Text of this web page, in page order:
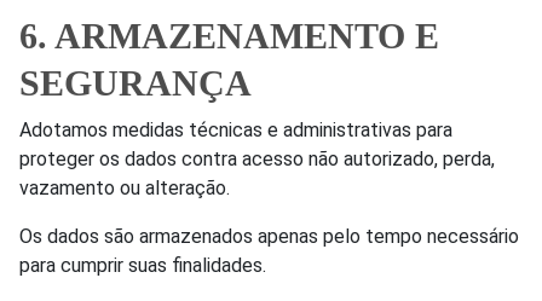
6. ARMAZENAMENTO E
SEGURANÇA
Adotamos medidas técnicas e administrativas para
proteger os dados contra acesso não autorizado, perda,
vazamento ou alteração.
Os dados são armazenados apenas pelo tempo necessário
para cumprir suas finalidades.